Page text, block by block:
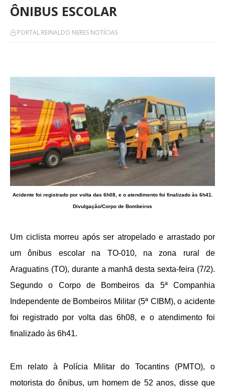
ÔNIBUS ESCOLAR
PORTAL REINALDO NERES NOTÍCIAS
Acidente foi registrado por volta das 6h08, e o atendimento foi finalizado às 6h41.
Divulgação/Corpo de Bombeiros
Um ciclista morreu após ser atropelado e arrastado por
um ônibus escolar na TO-010, na zona rural de
Araguatins (TO), durante a manhã desta sexta-feira (7/2).
Segundo o Corpo de Bombeiros da 5ª Companhia
Independente de Bombeiros Militar (5ª CIBM), o acidente
foi registrado por volta das 6h08, e o atendimento foi
finalizado às 6h41.
Em relato à Polícia Militar do Tocantins (PMTO), o
motorista do ônibus, um homem de 52 anos, disse que